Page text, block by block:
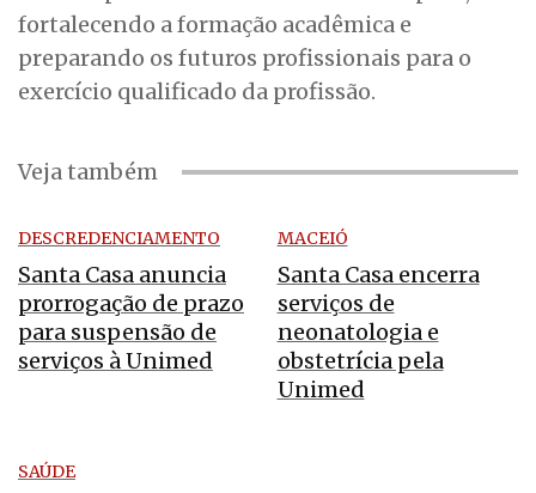
fortalecendo a formação acadêmica e
preparando os futuros profissionais para o
exercício qualificado da profissão.
Veja também
DESCREDENCIAMENTO
Santa Casa anuncia
prorrogação de prazo
para suspensão de
serviços à Unimed
MACEIÓ
Santa Casa encerra
serviços de
neonatologia e
obstetrícia pela
Unimed
SAÚDE